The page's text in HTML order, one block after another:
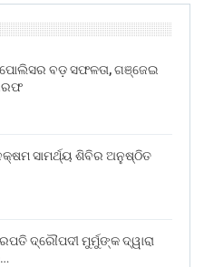
ବଡ଼ ସଫଳତା, ଗଞ୍ଜେଇ
ସାମର୍ଥ୍ୟ ଶିବିର ଅନୁଷ୍ଠିତ
ଦ୍ରୌପଦୀ ମୁର୍ମୁଙ୍କ ଦ୍ୱାରା